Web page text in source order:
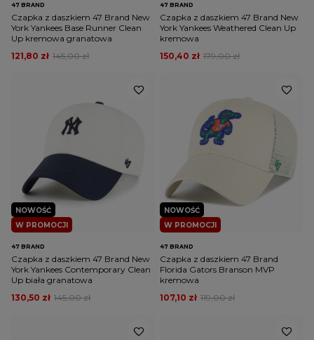
47 BRAND
Czapka z daszkiem 47 Brand New
York Yankees Base Runner Clean
Up kremowa granatowa
145,00 zł
121,80 zł
47 BRAND
Czapka z daszkiem 47 Brand New
York Yankees Weathered Clean Up
kremowa
179,00 zł
150,40 zł
W PROMOCJI
NOWOŚĆ
47 BRAND
Czapka z daszkiem 47 Brand New
York Yankees Contemporary Clean
Up biała granatowa
145,00 zł
130,50 zł
W PROMOCJI
NOWOŚĆ
47 BRAND
Czapka z daszkiem 47 Brand
Florida Gators Branson MVP
kremowa
119,00 zł
107,10 zł